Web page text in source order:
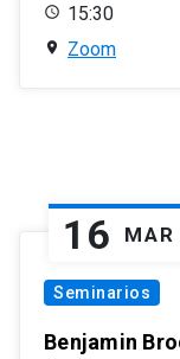
15:30
Zoom
16 MAR
Seminarios
Benjamin